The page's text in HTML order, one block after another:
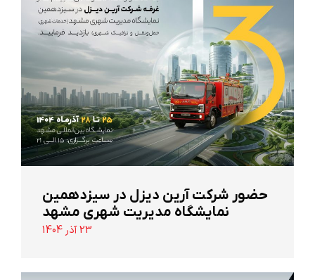
حضور شرکت آرین ‌دیزل در سیزدهمین
نمایشگاه مدیریت شهری مشهد
23 آذر 1404